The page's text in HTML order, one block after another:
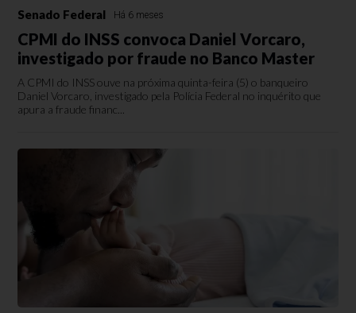
Senado Federal Há 6 meses
CPMI do INSS convoca Daniel Vorcaro,
investigado por fraude no Banco Master
A CPMI do INSS ouve na próxima quinta-feira (5) o banqueiro
Daniel Vorcaro, investigado pela Polícia Federal no inquérito que
apura a fraude financ...